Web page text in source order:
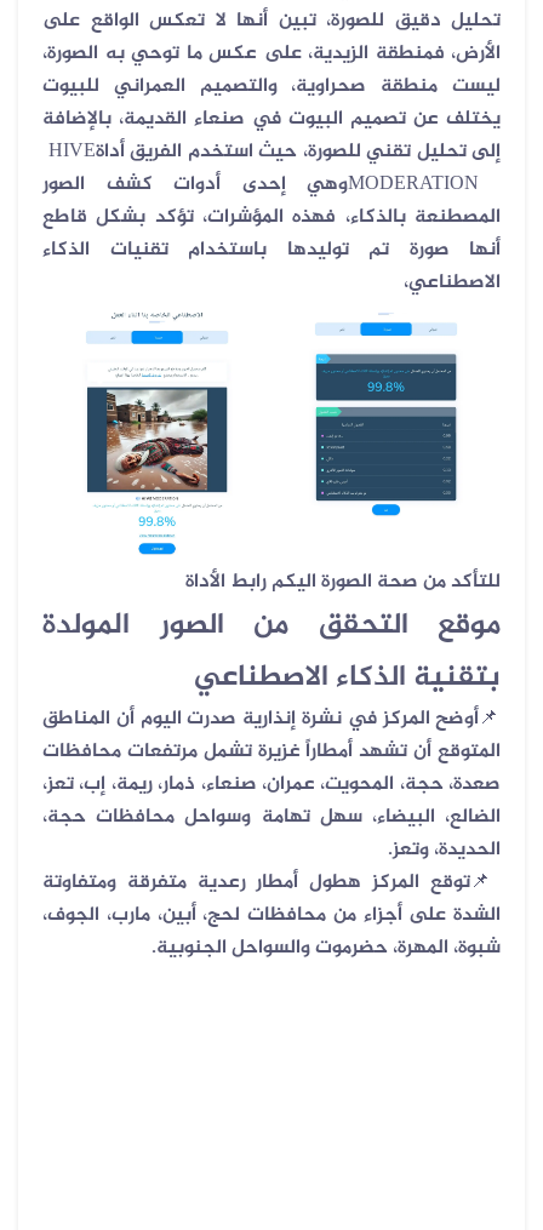
تحليل دقيق للصورة، تبين أنها لا تعكس الواقع على
الأرض، فمنطقة الزيدية، على عكس ما توحي به الصورة،
ليست منطقة صحراوية، والتصميم العمراني للبيوت
يختلف عن تصميم البيوت في صنعاء القديمة، بالإضافة
إلى تحليل تقني للصورة، حيث استخدم الفريق أداةHIVE
MODERATIONوهي إحدى أدوات كشف الصور
المصطنعة بالذكاء، فهذه المؤشرات، تؤكد بشكل قاطع
أنها صورة تم توليدها باستخدام تقنيات الذكاء
الاصطناعي،
للتأكد من صحة الصورة اليكم رابط الأداة
موقع التحقق من الصور المولدة
بتقنية الذكاء الاصطناعي
📌أوضح المركز في نشرة إنذارية صدرت اليوم أن المناطق
المتوقع أن تشهد أمطاراً غزيرة تشمل مرتفعات محافظات
صعدة، حجة، المحويت، عمران، صنعاء، ذمار، ريمة، إب، تعز،
الضالع، البيضاء، سهل تهامة وسواحل محافظات حجة،
الحديدة، وتعز.
📌توقع المركز هطول أمطار رعدية متفرقة ومتفاوتة
الشدة على أجزاء من محافظات لحج، أبين، مارب، الجوف،
شبوة، المهرة، حضرموت والسواحل الجنوبية.